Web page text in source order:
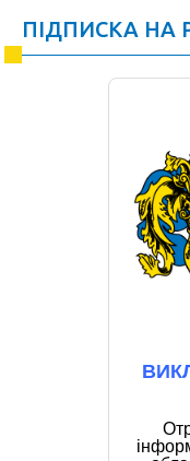
ПІДПИСКА НА